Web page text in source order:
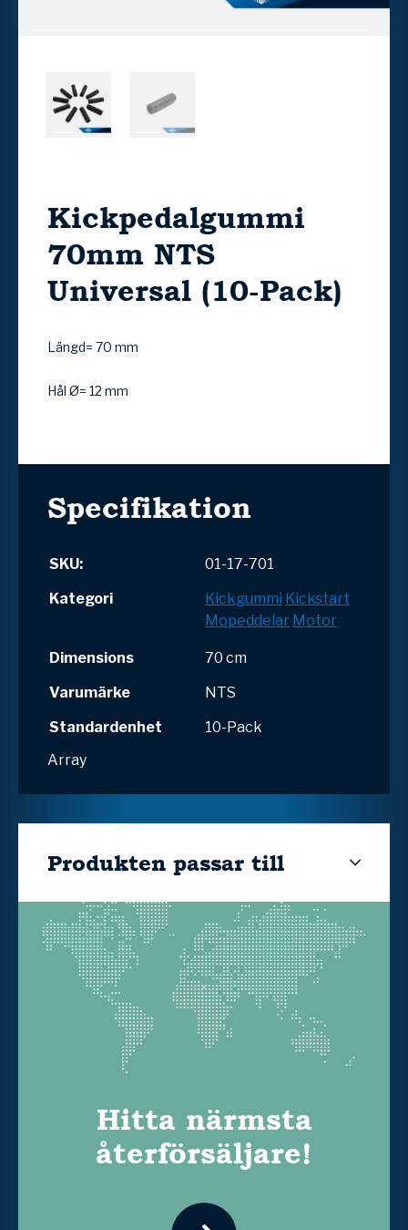
Kickpedalgummi
70mm NTS
Universal (10-Pack)
Längd= 70 mm
Hål Ø= 12 mm
Specifikation
SKU:
01-17-701
Kategori
Kickgummi Kickstart
Mopeddelar Motor
Dimensions
70 cm
Varumärke
NTS
Standardenhet
10-Pack
Array
Produkten passar till
Hitta närmsta
återförsäljare!